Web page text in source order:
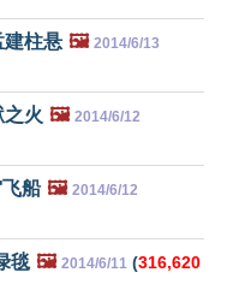
建柱悬 🖼️ 2014/6/13
之火 🖼️ 2014/6/12
船 🖼️ 2014/6/12
毯 🖼️ 2014/6/11 (316,620